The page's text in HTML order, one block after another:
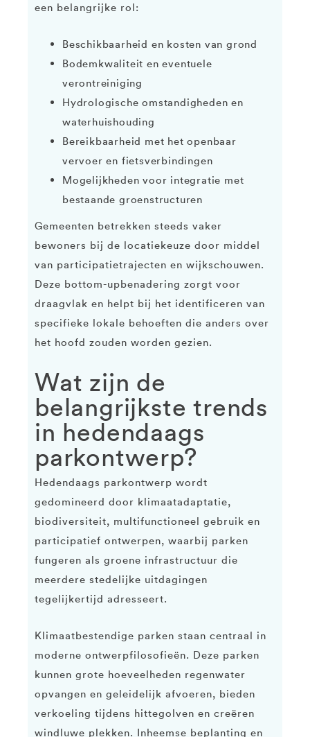
een belangrijke rol:
Beschikbaarheid en kosten van grond
Bodemkwaliteit en eventuele
verontreiniging
Hydrologische omstandigheden en
waterhuishouding
Bereikbaarheid met het openbaar
vervoer en fietsverbindingen
Mogelijkheden voor integratie met
bestaande groenstructuren
Gemeenten betrekken steeds vaker
bewoners bij de locatiekeuze door middel
van participatietrajecten en wijkschouwen.
Deze bottom-upbenadering zorgt voor
draagvlak en helpt bij het identificeren van
specifieke lokale behoeften die anders over
het hoofd zouden worden gezien.
Wat zijn de
belangrijkste trends
in hedendaags
parkontwerp?
Hedendaags parkontwerp wordt
gedomineerd door klimaatadaptatie,
biodiversiteit, multifunctioneel gebruik en
participatief ontwerpen, waarbij parken
fungeren als groene infrastructuur die
meerdere stedelijke uitdagingen
tegelijkertijd adresseert.
Klimaatbestendige parken staan centraal in
moderne ontwerpfilosofieën. Deze parken
kunnen grote hoeveelheden regenwater
opvangen en geleidelijk afvoeren, bieden
verkoeling tijdens hittegolven en creëren
windluwe plekken. Inheemse beplanting en